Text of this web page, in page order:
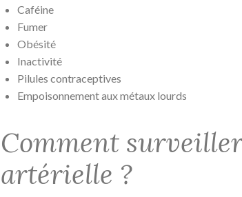
Caféine
Fumer
Obésité
Inactivité
Pilules contraceptives
Empoisonnement aux métaux lourds
Comment
artérielle ?